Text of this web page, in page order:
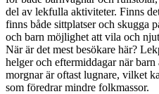
del av lekfulla aktiviteter. Finns
finns både sittplatser och skugga
och barn möjlighet att vila och
När är det mest besökare här?
helger och eftermiddagar när
morgnar är oftast lugnare, vilket
som föredrar mindre folkmassor.